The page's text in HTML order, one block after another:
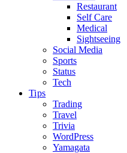
Restaurant
Self Care
Medical
Sightseeing
Social Media
Sports
Status
Tech
Tips
Trading
Travel
Trivia
WordPress
Yamagata